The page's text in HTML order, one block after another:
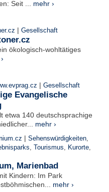
Seit ... mehr ›
| Gesellschaft
ökologisch-wohltätiges
| Gesellschaft
Evangelische
etwa 140 deutschsprachige
mehr ›
| Sehenswürdigkeiten,
, Tourismus, Kurorte,
Marienbad
Kindern: Im Park
mehr ›